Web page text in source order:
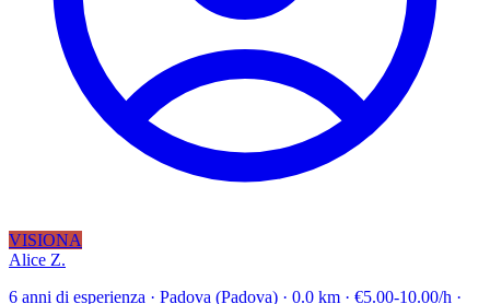
VISIONA
Alice Z.
6 anni di esperienza · Padova (Padova) · 0.0 km · €5.00-10.00/h ·